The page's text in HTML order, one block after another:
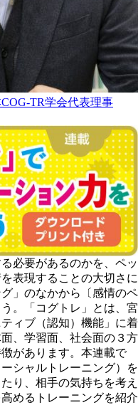
TR学会代表理事
必要があるのかを、ペッ
表現することの大切さに
」のなかから〔感情のペ
。「コグトレ」とは、宮
ィブ（認知）機能」に着
、学習面、社会面の３方
があります。本連載で
シャルトレーニング）を
り、相手の気持ちを考え
めるトレーニングを紹介